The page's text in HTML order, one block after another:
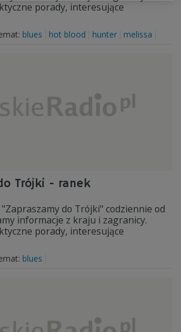
porady, interesujące
blues hot blood hunter melissa
Trójki - ranek
do Trójki" codziennie od
informacje z kraju i zagranicy.
porady, interesujące
blues